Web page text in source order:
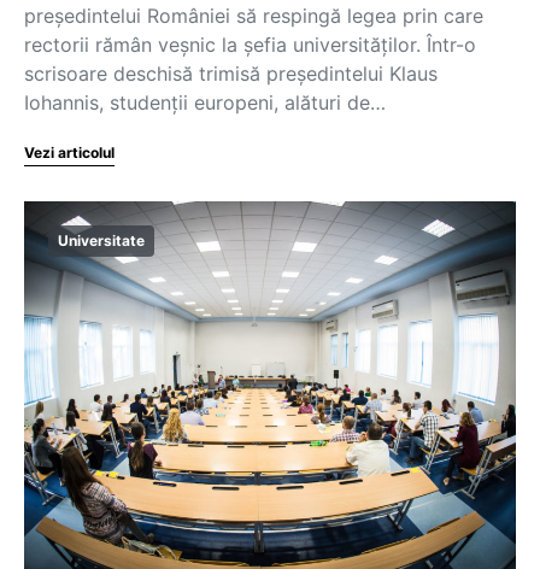
președintelui României să respingă legea prin care
rectorii rămân veșnic la șefia universităților. Într-o
scrisoare deschisă trimisă președintelui Klaus
Iohannis, studenții europeni, alături de…
Vezi articolul
Universitate